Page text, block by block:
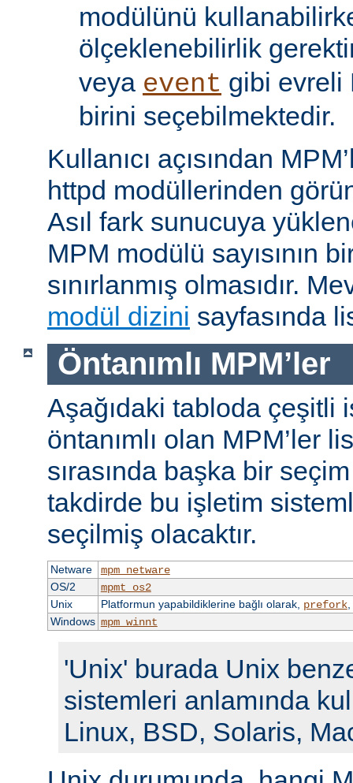
modülünü
ölçeklenebilirlik
veya event gibi evreli
birini seçebilmektedir.
Kullanıcı açısından
httpd modüllerinden
Asıl fark sunucuya
MPM modülü sayısının
sınırlanmış olmasıdır.
modül dizini sayfasında
Öntanımlı MPM’ler
Aşağıdaki tabloda çeşitli
öntanımlı olan MPM’ler
sırasında başka bir seçim
takdirde bu işletim
seçilmiş olacaktır.
Netware
mpm_netware
OS/2
mpmt_os2
Unix
Platformun yapabildiklerine bağlı olarak, prefork,
Windows mpm_winnt
'Unix' burada Unix
sistemleri anlamında
Linux, BSD, Solaris,